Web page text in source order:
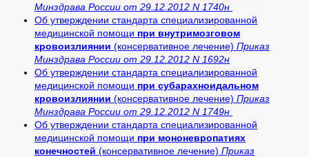
Минздрава России от 29.12.2012 N 1740н
Об утверждении стандарта специализированной
медицинской помощи при внутримозговом
кровоизлиянии (консервативное лечение) Приказ
Минздрава России от 29.12.2012 N 1692н
Об утверждении стандарта специализированной
медицинской помощи при субарахноидальном
кровоизлиянии (консервативное лечение) Приказ
Минздрава России от 29.12.2012 N 1749н
Об утверждении стандарта специализированной
медицинской помощи при мононевропатиях
конечностей (консервативное лечение) Приказ